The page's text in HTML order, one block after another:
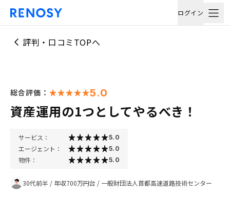
ログイン
評判・口コミTOPへ
総合評価： 5.0
資産運用の1つとしてやるべき！
サービス： 5.0
エージェント： 5.0
物件： 5.0
30代前半 / 年収700万円台 / 一般財団法人首都高速道路技術センター